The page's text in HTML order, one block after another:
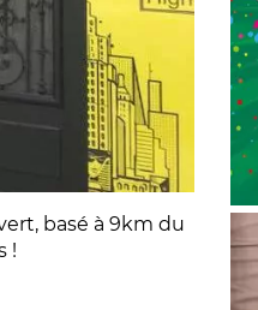
basé à 9km du
!